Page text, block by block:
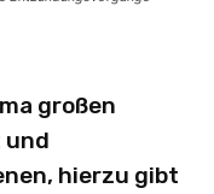
großen
und
hierzu gibt